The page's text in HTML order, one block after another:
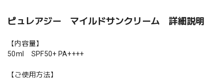
ピュレアジー マイルドサンクリーム 詳細説明
【内容量】
50ml SPF50+ PA++++
【ご使用方法】